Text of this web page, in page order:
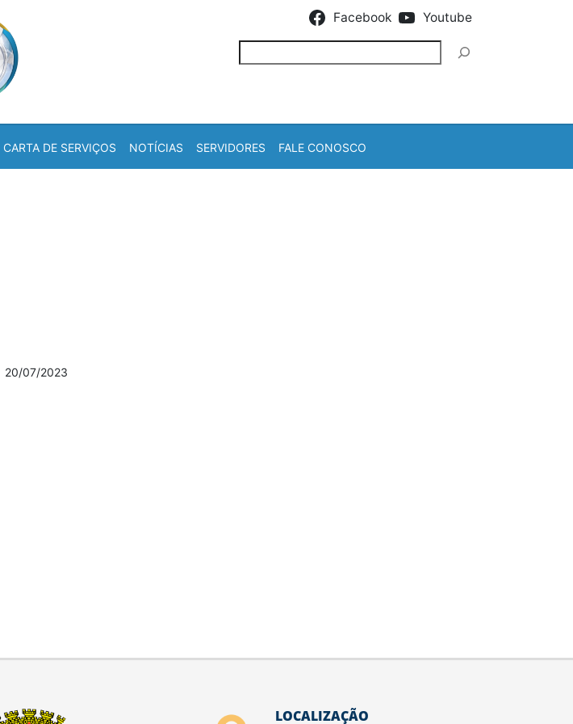
Facebook Youtube
CARTA DE SERVIÇOS NOTÍCIAS SERVIDORES FALE CONOSCO
20/07/2023
LOCALIZAÇÃO